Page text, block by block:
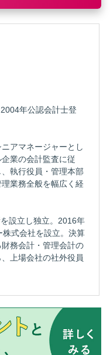
年公認会計士登
アマネージャーとし
業の会計監査に従
執行役員・管理本部
業務全般を幅広く経
設立し独立。2016年
式会社を設立。決算
務会計・管理会計の
上場会社の社外役員